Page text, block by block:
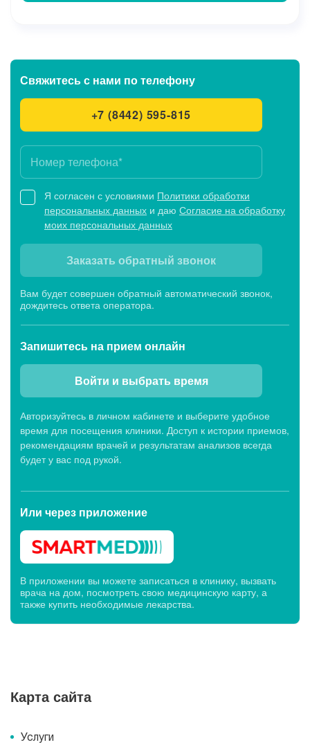
Свяжитесь с нами по телефону
+7 (8442) 595-815
Я согласен с условиями Политики обработки
персональных данных и даю Согласие на обработку
моих персональных данных
Заказать обратный звонок
Вам будет совершен обратный автоматический звонок,
дождитесь ответа оператора.
Запишитесь на прием онлайн
Войти и выбрать время
Авторизуйтесь в личном кабинете и выберите удобное
время для посещения клиники. Доступ к истории приемов,
рекомендациям врачей и результатам анализов всегда
будет у вас под рукой.
Или через приложение
В приложении вы можете записаться в клинику, вызвать
врача на дом, посмотреть свою медицинскую карту, а
также купить необходимые лекарства.
Карта сайта
Услуги